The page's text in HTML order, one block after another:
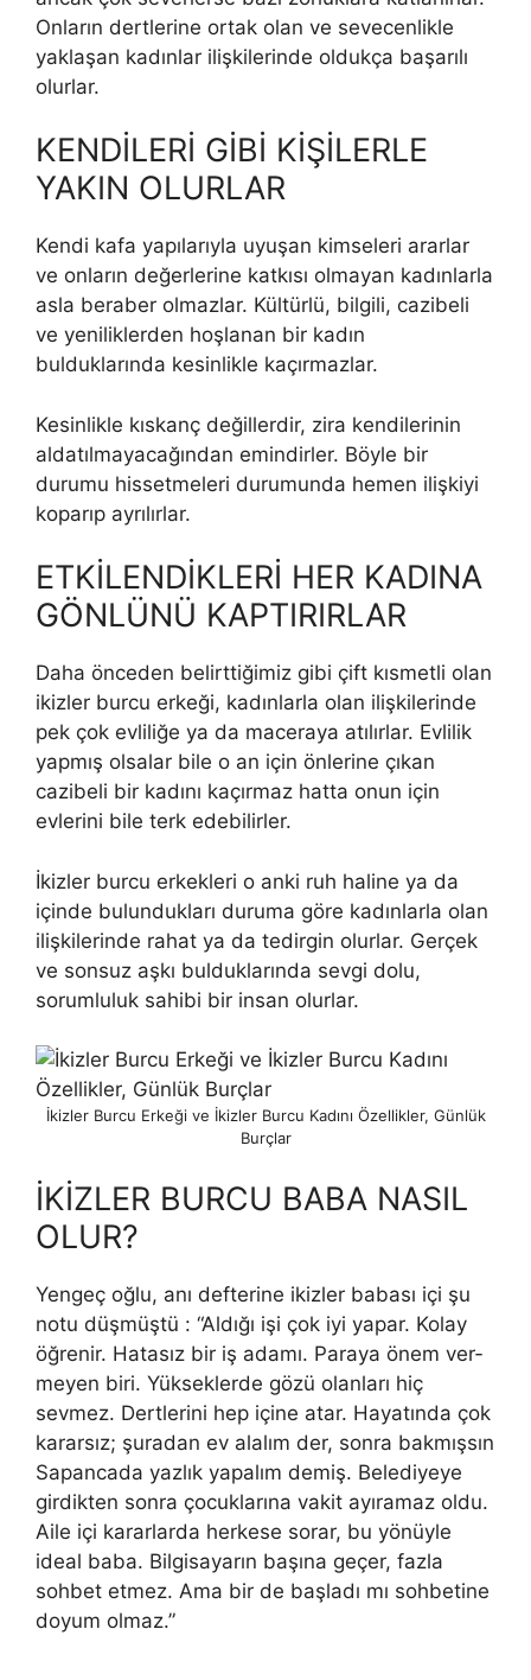
Onların dertlerine ortak olan ve sevecenlikle
yaklaşan kadınlar ilişkilerinde oldukça başarılı
olurlar.
KENDİLERİ GİBİ KİŞİLERLE
YAKIN OLURLAR
Kendi kafa yapılarıyla uyuşan kimseleri ararlar
ve onların değerlerine katkısı olmayan kadınlarla
asla beraber olmazlar. Kültürlü, bilgili, cazibeli
ve yeniliklerden hoşlanan bir kadın
bulduklarında kesinlikle kaçırmazlar.
Kesinlikle kıskanç değillerdir, zira kendilerinin
aldatılmayacağından emindirler. Böyle bir
durumu hissetmeleri durumunda hemen ilişkiyi
koparıp ayrılırlar.
ETKİLENDİKLERİ HER KADINA
GÖNLÜNÜ KAPTIRIRLAR
Daha önceden belirttiğimiz gibi çift kısmetli olan
ikizler burcu erkeği, kadınlarla olan ilişkilerinde
pek çok evliliğe ya da maceraya atılırlar. Evlilik
yapmış olsalar bile o an için önlerine çıkan
cazibeli bir kadını kaçırmaz hatta onun için
evlerini bile terk edebilirler.
İkizler burcu erkekleri o anki ruh haline ya da
içinde bulundukları duruma göre kadınlarla olan
ilişkilerinde rahat ya da tedirgin olurlar. Gerçek
ve sonsuz aşkı bulduklarında sevgi dolu,
sorumluluk sahibi bir insan olurlar.
İkizler Burcu Erkeği ve İkizler Burcu Kadını Özellikler, Günlük
Burçlar
İKİZLER BURCU BABA NASIL
OLUR?
Yengeç oğlu, anı defterine ikizler babası içi şu
notu düşmüştü : “Aldı­ğı işi çok iyi yapar. Kolay
öğrenir. Hatasız bir iş adamı. Paraya önem ver­
meyen biri. Yükseklerde gözü olanları hiç
sevmez. Dertlerini hep içine atar. Hayatında çok
kararsız; şuradan ev alalım der, sonra bakmışsın
Sapancada yazlık yapalım demiş. Belediyeye
girdikten sonra çocuklarına vakit ayıra­maz oldu.
Aile içi kararlarda herkese sorar, bu yönüyle
ideal baba. Bilgisa­yarın başına geçer, fazla
sohbet etmez. Ama bir de başladı mı sohbetine
do­yum olmaz.”